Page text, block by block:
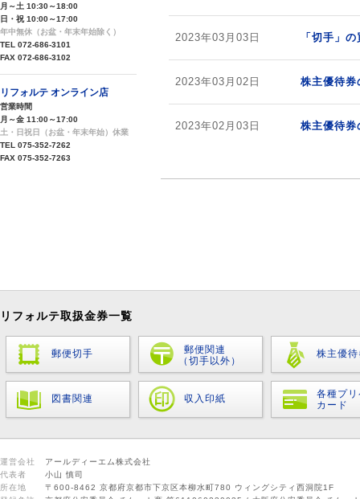
2023年03月03日 「切手」
2023年03月02日 株主優待券
2023年02月03日 株主優待券
月～土 10:30～18:00
日・祝 10:00～17:00
年中無休（お盆・年末年始除く）
TEL 072-686-3101
FAX 072-686-3102
リフォルテ オンライン店
営業時間
月～金 11:00～17:00
土・日祝日（お盆・年末年始）休業
TEL 075-352-7262
FAX 075-352-7263
リフォルテ取扱金券一覧
郵便切手
郵便関連
（切手以外）
株主優
図書関連 収入印紙
各種プ
カード
運営会社
アールディーエム株式会社
代表者
小山 慎司
所在地
〒600-8462 京都府京都市下京区本柳水町780 ウィングシティ西洞院1F